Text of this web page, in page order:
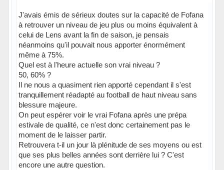
J'avais émis de sérieux doutes sur la capacité de Fofana
à retrouver un niveau de jeu plus ou moins équivalent à
celui de Lens avant la fin de saison, je pensais
néanmoins qu'il pouvait nous apporter énormément
même à 75%.
Quel est à l'heure actuelle son vrai niveau ?
50, 60% ?
Il ne nous a quasiment rien apporté cependant il s'est
tranquillement réadapté au football de haut niveau sans
blessure majeure.
On peut espérer voir le vrai Fofana après une prépa
estivale de qualité, ce n'est donc certainement pas le
moment de le laisser partir.
Retrouvera t-il un jour là plénitude de ses moyens ou est
que ses plus belles années sont derrière lui ? C'est
encore une autre question.